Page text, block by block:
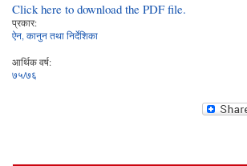
Click here to download the PDF file.
प्रकार:
ऐन, कानुन तथा निर्देशिका
आर्थिक वर्ष:
७५/७६